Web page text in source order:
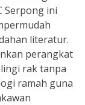
Serpong ini
literatur.
perangkat
rak tanpa
ramah guna